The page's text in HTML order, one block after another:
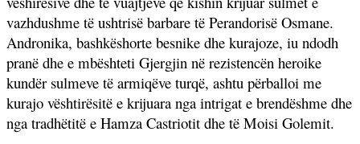
vazhdushme të ushtrisë barbare të Perandorisë Osmane.
Andronika, bashkëshorte besnike dhe kurajoze, iu ndodh
pranë dhe e mbështeti Gjergjin në rezistencën heroike
kundër sulmeve të armiqëve turqë, ashtu përballoi me
kurajo vështirësitë e krijuara nga intrigat e brendëshme dhe
nga tradhëtitë e Hamza Castriotit dhe të Moisi Golemit.